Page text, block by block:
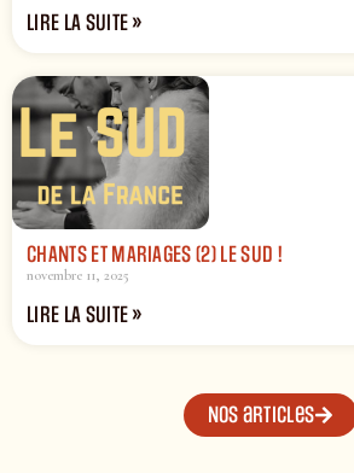
LIRE LA SUITE »
CHANTS ET MARIAGES (2) LE SUD !
novembre 11, 2025
LIRE LA SUITE »
Nos articles